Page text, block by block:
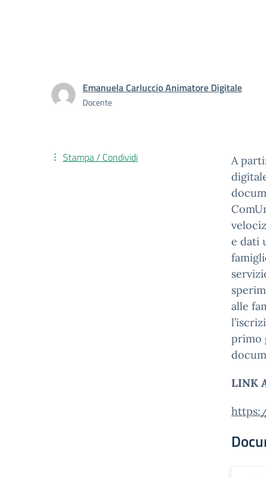
Emanuela Carluccio Animatore Digitale
Docente
A
e dati
alle
primo
LINK
Stampa / Condividi